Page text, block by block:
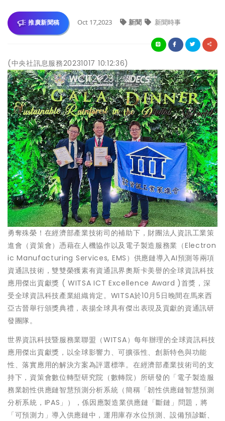
推廣新聞稿 Oct 17,2023 新聞 新聞時事
(中央社訊息服務20231017 10:12:36)
勇奪殊榮！在經濟部產業技術司的補助下，財團法人資訊工業策
進會（資策會）憑藉在人機協作以及電子製造服務業（Electron
ic Manufacturing Services, EMS）供應鏈導入AI預測等兩項
資通訊技術，雙雙榮獲素有資通訊界奧斯卡美譽的全球資訊科技
應用傑出貢獻獎 ( WITSA ICT Excellence Award )首獎，深
受全球資訊科技產業組織肯定。WITSA於10月5日晚間在馬來西
亞古晉舉行頒獎典禮，表揚全球具有傑出表現及貢獻的資通訊研
發團隊。
世界資訊科技暨服務業聯盟（WITSA）每年辦理的全球資訊科技
應用傑出貢獻獎，以全球影響力、可擴張性、創新特色與功能
性、落實應用的解決方案為評選標準。在經濟部產業技術司的支
持下，資策會數位轉型研究院（數轉院）所研發的「電子製造服
務業韌性供應鏈智慧預測分析系統（簡稱「韌性供應鏈智慧預測
分析系統，IPAS」），係因應製造業供應鏈「斷鏈」問題，將
「可預測力」導入供應鏈中，運用庫存水位預測、設備預診斷、